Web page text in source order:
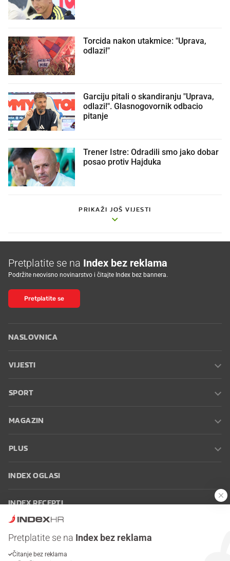
Torcida nakon utakmice: "Uprava,
odlazi!"
Garciju pitali o skandiranju "Uprava,
odlazi!". Glasnogovornik odbacio
pitanje
Trener Istre: Odradili smo jako dobar
posao protiv Hajduka
PRIKAŽI JOŠ VIJESTI
Pretplatite se na Index bez reklama
Podržite neovisno novinarstvo i čitajte Index bez bannera.
Pretplatite se
NASLOVNICA
VIJESTI
SPORT
MAGAZIN
PLUS
INDEX OGLASI
INDEX RECEPTI
Oglašavanje Zaposli se na Indexu
Pretplatite se na Index bez reklama
Čitanje bez reklama